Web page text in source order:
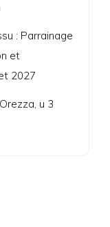
: Parrainage
et
2027
u 3